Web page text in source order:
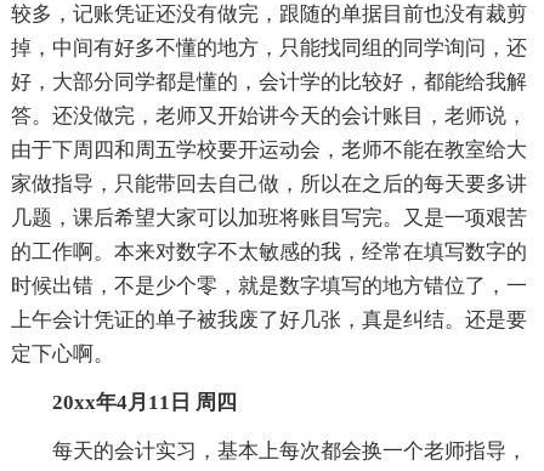
较多，记账凭证还没有做完，跟随的单据目前也没有裁剪
掉，中间有好多不懂的地方，只能找同组的同学询问，还
好，大部分同学都是懂的，会计学的比较好，都能给我解
答。还没做完，老师又开始讲今天的会计账目，老师说，
由于下周四和周五学校要开运动会，老师不能在教室给大
家做指导，只能带回去自己做，所以在之后的每天要多讲
几题，课后希望大家可以加班将账目写完。又是一项艰苦
的工作啊。本来对数字不太敏感的我，经常在填写数字的
时候出错，不是少个零，就是数字填写的地方错位了，一
上午会计凭证的单子被我废了好几张，真是纠结。还是要
定下心啊。
20xx年4月11日 周四
每天的会计实习，基本上每次都会换一个老师指导，